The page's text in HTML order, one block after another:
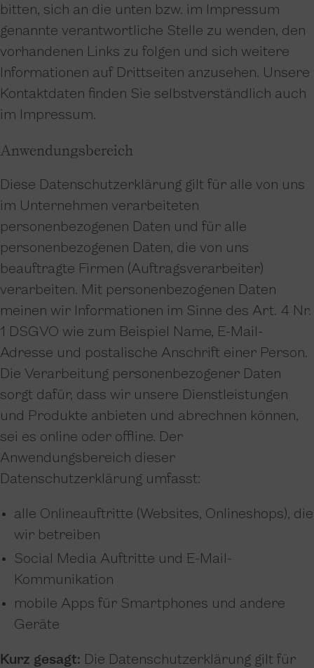
bitten, sich an die unten bzw. im Impressum
genannte verantwortliche Stelle zu wenden, den
vorhandenen Links zu folgen und sich weitere
Informationen auf Drittseiten anzusehen. Unsere
Kontaktdaten finden Sie selbstverständlich auch
im Impressum.
Anwendungsbereich
Diese Datenschutzerklärung gilt für alle von uns
im Unternehmen verarbeiteten
personenbezogenen Daten und für alle
personenbezogenen Daten, die von uns
beauftragte Firmen (Auftragsverarbeiter)
verarbeiten. Mit personenbezogenen Daten
meinen wir Informationen im Sinne des Art. 4 Nr.
1 DSGVO wie zum Beispiel Name, E-Mail-
Adresse und postalische Anschrift einer Person.
Die Verarbeitung personenbezogener Daten
sorgt dafür, dass wir unsere Dienstleistungen
und Produkte anbieten und abrechnen können,
sei es online oder offline. Der
Anwendungsbereich dieser
Datenschutzerklärung umfasst:
alle Onlineauftritte (Websites, Onlineshops), die
wir betreiben
Social Media Auftritte und E-Mail-
Kommunikation
mobile Apps für Smartphones und andere
Geräte
Kurz gesagt: Die Datenschutzerklärung gilt für